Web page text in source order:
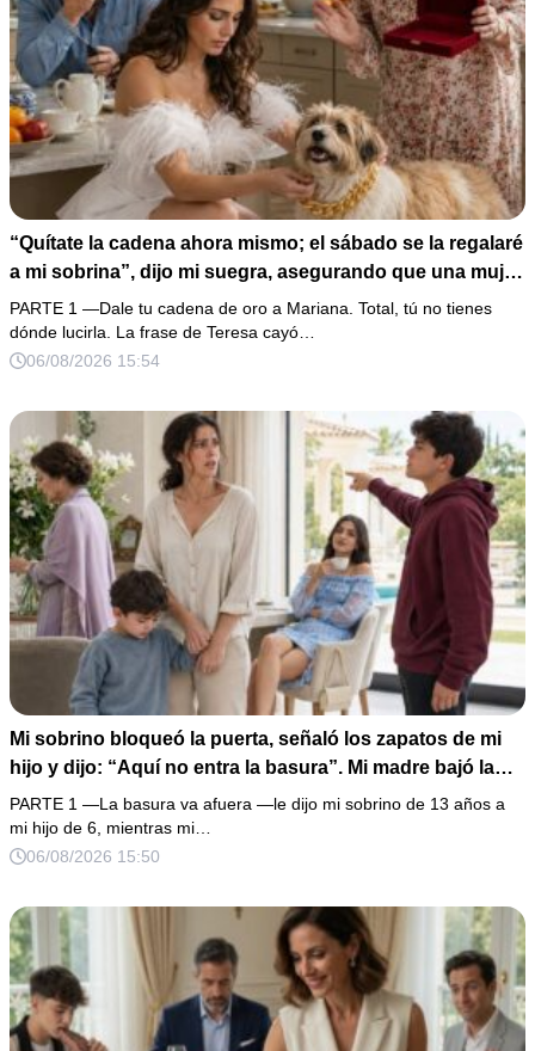
“Quítate la cadena ahora mismo; el sábado se la regalaré
a mi sobrina”, dijo mi suegra, asegurando que una mujer
con las manos marcadas por espinas no merecía 50
gramos de oro. Mi esposo guardó silencio, así que
obedecí con calma y le pedí que preparara la fiesta. Ella
completo que había intentado ocultar.
PARTE 1 —Dale tu cadena de oro a Mariana. Total, tú no tienes
dónde lucirla. La frase de Teresa cayó…
06/08/2026 15:54
Mi sobrino bloqueó la puerta, señaló los zapatos de mi
hijo y dijo: “Aquí no entra la basura”. Mi madre bajó la
mirada y mi hermana siguió tomando café como si nada.
Yo asentí, abracé a mi niño y me fui sin reclamar. Pero al
cancelar el depósito mensual descubrí que llevaba años
de humillarlo.
PARTE 1 —La basura va afuera —le dijo mi sobrino de 13 años a
mi hijo de 6, mientras mi…
06/08/2026 15:50